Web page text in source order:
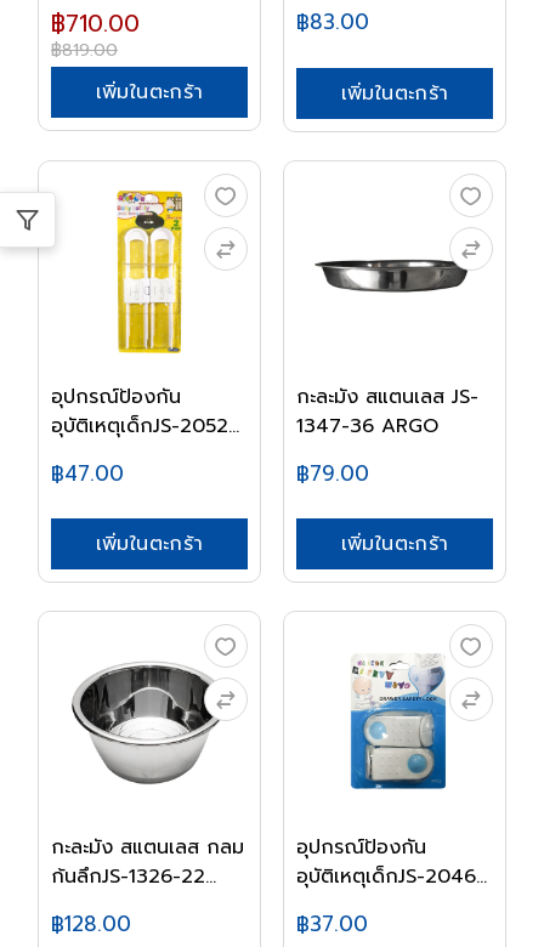
฿710.00
฿819.00
เพิ่มในตะกร้า
฿83.00
เพิ่มในตะกร้า
อุปกรณ์ป้องกัน
อุบัติเหตุเด็กJS-2052...
฿47.00
เพิ่มในตะกร้า
กะละมัง สแตนเลส JS-
1347-36 ARGO
฿79.00
เพิ่มในตะกร้า
กะละมัง สแตนเลส กลม
ก้นลึกJS-1326-22...
฿128.00
อุปกรณ์ป้องกัน
อุบัติเหตุเด็กJS-2046...
฿37.00